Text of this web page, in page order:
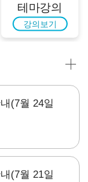
테마강의
강의보기
(7월 24일
(7월 21일